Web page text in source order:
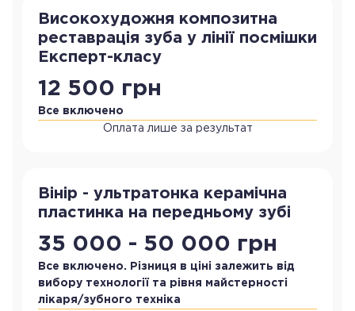
Високохудожня композитна
реставрація зуба у лінії посмішки
Експерт-класу
12 500 грн
Все включено
Оплата лише за результат
Вінір - ультратонка керамічна
пластинка на передньому зубі
35 000 - 50 000 грн
Все включено. Різниця в ціні залежить від
вибору технології та рівня майстерності
лікаря/зубного техніка